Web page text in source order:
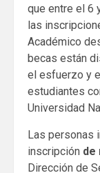
que entre el 6
las
Académico
becas están
el esfuerzo y
estudiantes
Universidad
Las personas
inscripción de
Dirección de